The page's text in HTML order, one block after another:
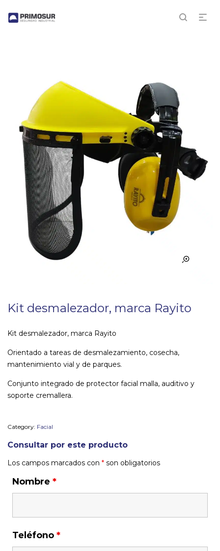
Kit desmalezador, marca Rayito
Kit desmalezador, marca Rayito
Orientado a tareas de desmalezamiento, cosecha,
mantenimiento vial y de parques.
Conjunto integrado de protector facial malla, auditivo y
soporte cremallera.
Category: Facial
Consultar por este producto
Los campos marcados con * son obligatorios
Nombre *
Teléfono *